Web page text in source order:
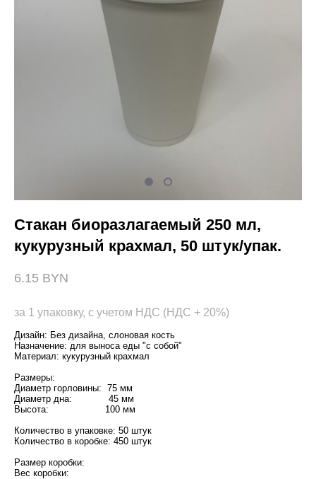
Стакан биоразлагаемый 250 мл,
кукурузный крахмал, 50 штук/упак.
6.15 BYN
за 1 упаковку, с учетом НДС (НДС + 20%)
Дизайн: Без дизайна, слоновая кость
Назначение: для выноса еды "с собой"
Материал: кукурузный крахмал
Размеры:
Диаметр горловины: 75 мм
Диаметр дна: 45 мм
Высота: 100 мм
Количество в упаковке: 50 штук
Количество в коробке: 450 штук
Размер коробки:
Вес коробки: